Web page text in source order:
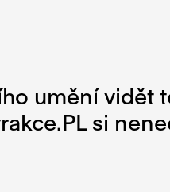
umění vidět
si